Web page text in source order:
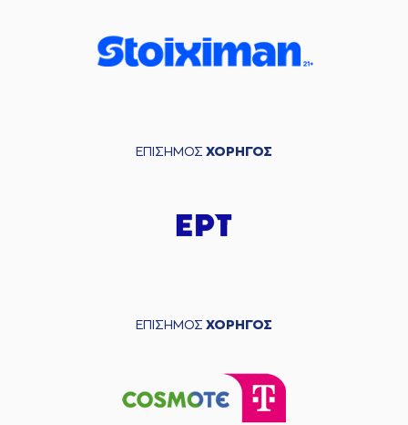
ΕΠΙΣΗΜΟΣ ΧΟΡΗΓΟΣ
ΕΠΙΣΗΜΟΣ ΧΟΡΗΓΟΣ